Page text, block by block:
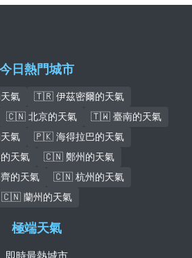
今日熱門城市
氣
🇹🇷 伊茲密爾的天氣
🇨🇳 北京的天氣
🇹🇼 臺南的天氣
氣
🇵🇰 海得拉巴的天氣
天氣
🇨🇳 鄭州的天氣
的天氣
🇨🇳 杭州的天氣
🇨🇳 蘭州的天氣
極端天氣